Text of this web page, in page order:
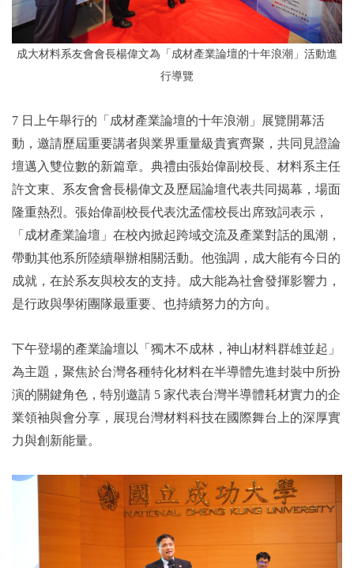
成大材料系友會會長楊偉文為「成材產業論壇的十年浪潮」活動進
行導覽
7 日上午舉行的「成材產業論壇的十年浪潮」展覽開幕活
動，邀請歷屆重要講者與業界重量級貴賓齊聚，共同見證論
壇邁入雙位數的新篇章。典禮由張始偉副校長、材料系主任
許文東、系友會會長楊偉文及歷屆論壇代表共同揭幕，場面
隆重熱烈。張始偉副校長代表沈孟儒校長出席致詞表示，
「成材產業論壇」在校內掀起跨域交流及產業對話的風潮，
帶動其他系所陸續舉辦相關活動。他強調，成大能有今日的
成就，在於系友與校友的支持。成大能為社會發揮影響力，
是行政與學術團隊最重要、也持續努力的方向。
下午登場的產業論壇以「獨木不成林，神山材料群雄並起」
為主題，聚焦於台灣各種特化材料在半導體先進封裝中所扮
演的關鍵角色，特別邀請 5 家代表台灣半導體耗材實力的企
業領袖與會分享，展現台灣材料科技在國際舞台上的深厚實
力與創新能量。